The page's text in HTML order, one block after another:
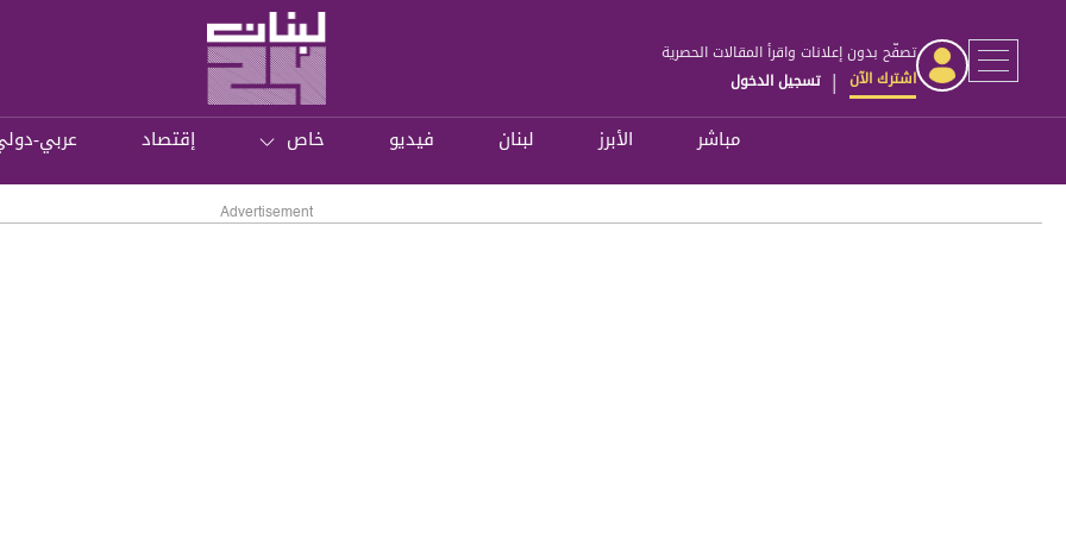
تصفّح بدون إعلانات واقرأ المقالات الحصرية
اشترك الآن | تسجيل الدخول
مباشر الأبرز لبنان فيديو خاص إقتصاد عربي-
Advertisement